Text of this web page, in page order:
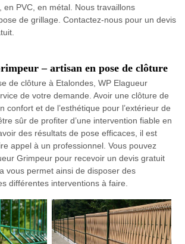
en PVC, en métal. Nous travaillons
de grillage. Contactez-nous pour un devis
– artisan en pose de clôture
de clôture à Etalondes, WP Elagueur
de votre demande. Avoir une clôture de
confort et de l’esthétique pour l’extérieur de
sûr de profiter d’une intervention fiable en
des résultats de pose efficaces, il est
appel à un professionnel. Vous pouvez
Grimpeur pour recevoir un devis gratuit
vous permet ainsi de disposer des
différentes interventions à faire.